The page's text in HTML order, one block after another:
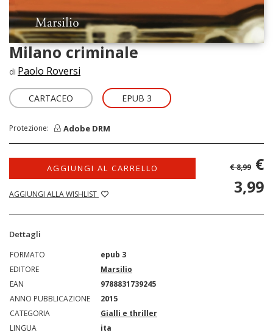
Milano criminale
di Paolo Roversi
CARTACEO EPUB 3
Protezione: Adobe DRM
AGGIUNGI AL CARRELLO
AGGIUNGI ALLA WISHLIST
€ 8,99 €
3,99
Dettagli
FORMATO
epub 3
EDITORE
Marsilio
EAN
9788831739245
ANNO PUBBLICAZIONE
2015
CATEGORIA
Gialli e thriller
LINGUA
ita